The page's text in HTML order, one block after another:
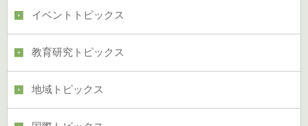
イベントトピックス
教育研究トピックス
地域トピックス